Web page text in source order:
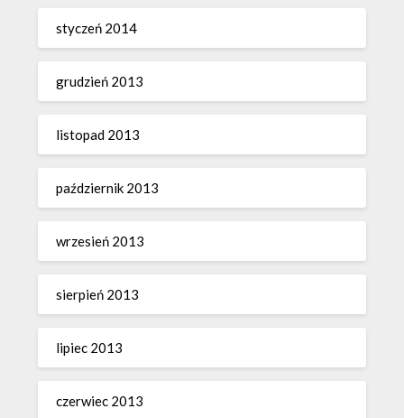
styczeń 2014
grudzień 2013
listopad 2013
październik 2013
wrzesień 2013
sierpień 2013
lipiec 2013
czerwiec 2013